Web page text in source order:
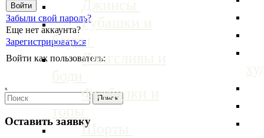
Рубашки и
блузы
Лонгсливы и
Футболки и
Шорты
Забыли свой пароль?
Еще нет аккаунта?
Зарегистрироваться
Войти как пользователь:
ₓ
Оставить заявку